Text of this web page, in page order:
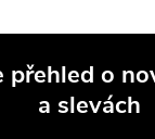
přehled o
a slevách